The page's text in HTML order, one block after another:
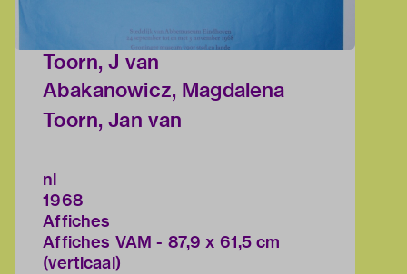
Toorn, J van
Abakanowicz, Magdalena
Toorn, Jan van
nl
1968
Affiches
Affiches VAM - 87,9 x 61,5 cm
(verticaal)